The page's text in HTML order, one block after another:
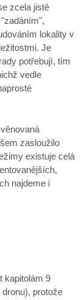
zcela jistě
lokality v
Je
potřebují, tím
vedle
zasloužilo
existuje celá
najdeme i
kapitolám 9
protože